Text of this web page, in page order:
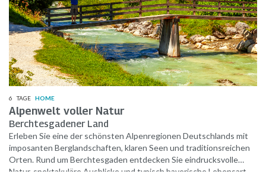
6 TAGE HOME
Alpenwelt voller Natur
Berchtesgadener Land
Erleben Sie eine der schönsten Alpenregionen Deutschlands mit
imposanten Berglandschaften, klaren Seen und traditionsreichen
Orten. Rund um Berchtesgaden entdecken Sie eindrucksvolle
Natur, spektakuläre Ausblicke und typisch bayerische Lebensart.